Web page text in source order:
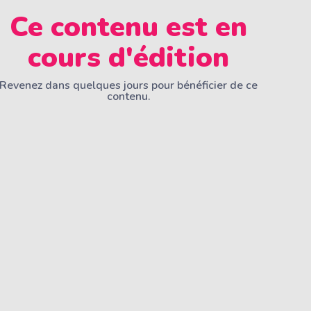
Ce contenu est en
cours d'édition
Revenez dans quelques jours pour bénéficier de ce
contenu.